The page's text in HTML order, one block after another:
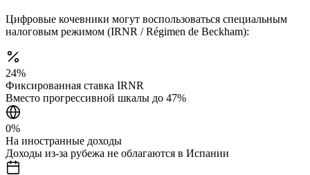
Цифровые кочевники могут воспользоваться специальным
налоговым режимом (IRNR / Régimen de Beckham):
24%
Фиксированная ставка IRNR
Вместо прогрессивной шкалы до 47%
0%
На иностранные доходы
Доходы из-за рубежа не облагаются в Испании